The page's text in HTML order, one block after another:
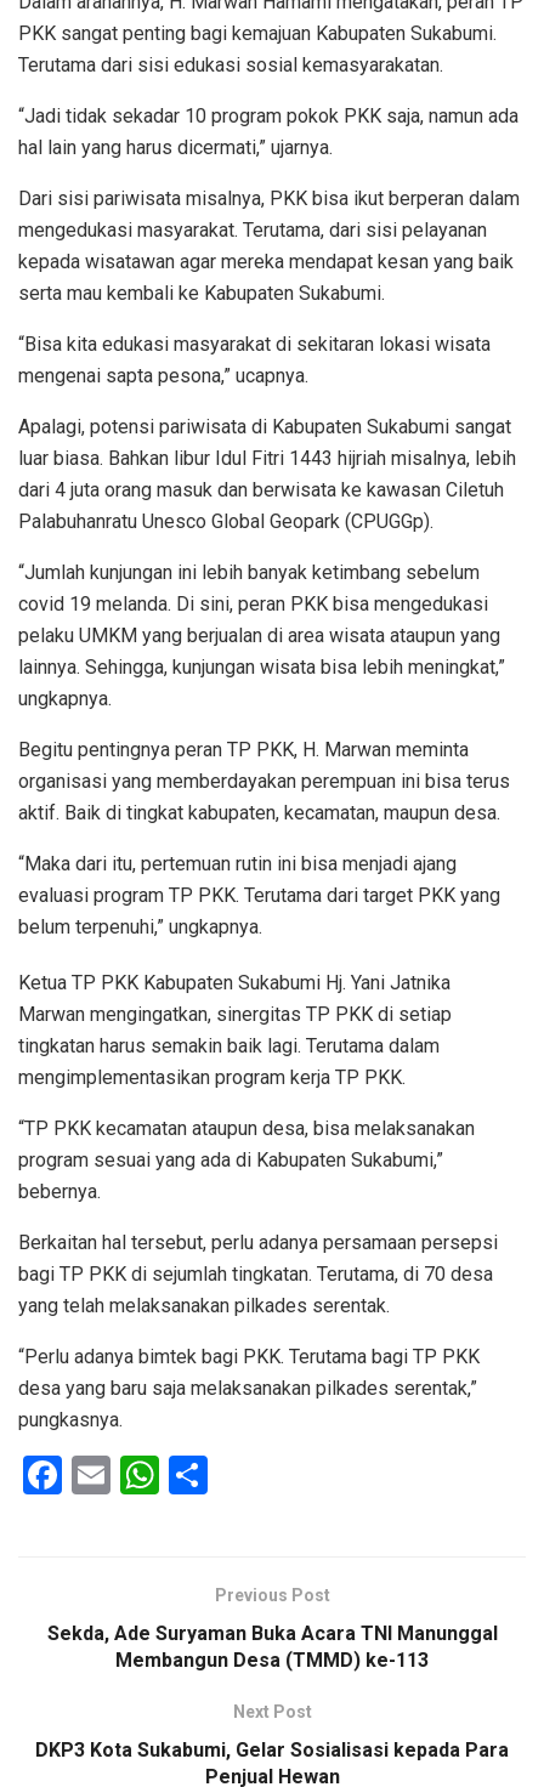
PKK sangat penting bagi kemajuan Kabupaten Sukabumi.
Terutama dari sisi edukasi sosial kemasyarakatan.
“Jadi tidak sekadar 10 program pokok PKK saja, namun ada
hal lain yang harus dicermati,” ujarnya.
Dari sisi pariwisata misalnya, PKK bisa ikut berperan dalam
mengedukasi masyarakat. Terutama, dari sisi pelayanan
kepada wisatawan agar mereka mendapat kesan yang baik
serta mau kembali ke Kabupaten Sukabumi.
“Bisa kita edukasi masyarakat di sekitaran lokasi wisata
mengenai sapta pesona,” ucapnya.
Apalagi, potensi pariwisata di Kabupaten Sukabumi sangat
luar biasa. Bahkan libur Idul Fitri 1443 hijriah misalnya, lebih
dari 4 juta orang masuk dan berwisata ke kawasan Ciletuh
Palabuhanratu Unesco Global Geopark (CPUGGp).
“Jumlah kunjungan ini lebih banyak ketimbang sebelum
covid 19 melanda. Di sini, peran PKK bisa mengedukasi
pelaku UMKM yang berjualan di area wisata ataupun yang
lainnya. Sehingga, kunjungan wisata bisa lebih meningkat,”
ungkapnya.
Begitu pentingnya peran TP PKK, H. Marwan meminta
organisasi yang memberdayakan perempuan ini bisa terus
aktif. Baik di tingkat kabupaten, kecamatan, maupun desa.
“Maka dari itu, pertemuan rutin ini bisa menjadi ajang
evaluasi program TP PKK. Terutama dari target PKK yang
belum terpenuhi,” ungkapnya.
Ketua TP PKK Kabupaten Sukabumi Hj. Yani Jatnika
Marwan mengingatkan, sinergitas TP PKK di setiap
tingkatan harus semakin baik lagi. Terutama dalam
mengimplementasikan program kerja TP PKK.
“TP PKK kecamatan ataupun desa, bisa melaksanakan
program sesuai yang ada di Kabupaten Sukabumi,”
bebernya.
Berkaitan hal tersebut, perlu adanya persamaan persepsi
bagi TP PKK di sejumlah tingkatan. Terutama, di 70 desa
yang telah melaksanakan pilkades serentak.
“Perlu adanya bimtek bagi PKK. Terutama bagi TP PKK
desa yang baru saja melaksanakan pilkades serentak,”
pungkasnya.
F
o
E
W
A
p
ePrevious Post
Sekda, Ade Suryaman Buka Acara TNI Manunggal
Membangun Desa (TMMD) ke-113
Next Post
DKP3 Kota Sukabumi, Gelar Sosialisasi kepada Para
Penjual Hewan